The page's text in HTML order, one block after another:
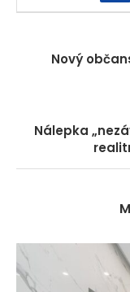
Nový
Nálepka